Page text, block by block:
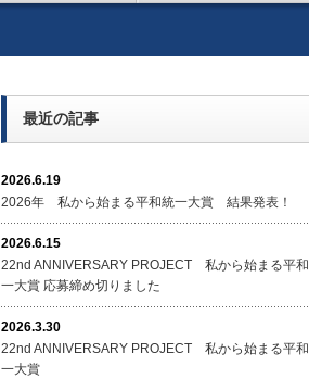
最近の記事
2026.6.19
2026年 私から始まる平和統一大賞 結果発表！
2026.6.15
22nd ANNIVERSARY PROJECT 私から始まる平
一大賞 応募締め切りました
2026.3.30
22nd ANNIVERSARY PROJECT 私から始まる平
一大賞